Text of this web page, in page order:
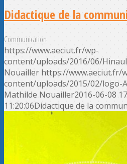
Didactique de la
Communication
https://www.aeciut.fr/wp-
content/uploads/2016/06/
Nouailler https://www.aeciut.fr/
content/uploads/2015/02/logo-
Mathilde Nouailler2016-06-08
11:20:06Didactique de la